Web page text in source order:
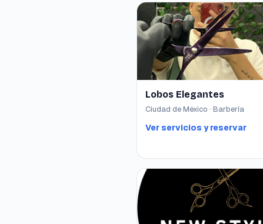
Lobos Elegantes
Ciudad de México · Barbería
Ver servicios y reservar